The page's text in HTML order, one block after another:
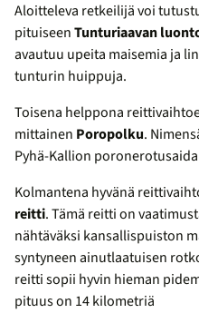
Aloitteleva retkeilijä voi
pituiseenTunturiaavan
avautuu upeita maisemia ja
tunturin huippuja.
Toisena helppona
mittainen Poropolku.
Pyhä-Kallion
Kolmantena hyvänä
reitti. Tämä reitti on
nähtäväksi kansallispuiston
syntyneen ainutlaatuisen
reitti sopii hyvin hieman
pituus on 14 kilometriä